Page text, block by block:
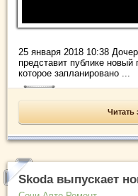
25 января 2018 10:38
представит публике новый
которое запланировано ...
Читать
Skoda выпускает